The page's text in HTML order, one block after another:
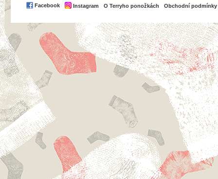
Facebook Instagram O Terryho ponožkách Obchodní podmínky
PayPal